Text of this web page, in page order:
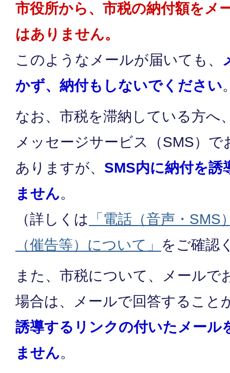
市役所から、市税の納付額をメ
はありません。
このようなメールが届いても、
かず、納付もしないでください
なお、市税を滞納している方へ
メッセージサービス（SMS）
ありますが、 SMS内に納付を
ません。
（詳しくは 「電話（音声・
（催告等）について」 をご確認
また、市税について、メールで
場合は、メールで回答すること
誘導するリンクの付いたメール
ません。